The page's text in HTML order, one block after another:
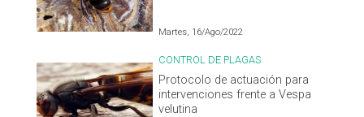
Martes, 16/Ago/2022
CONTROL DE PLAGAS
Protocolo de actuación para
intervenciones frente a Vespa
velutina